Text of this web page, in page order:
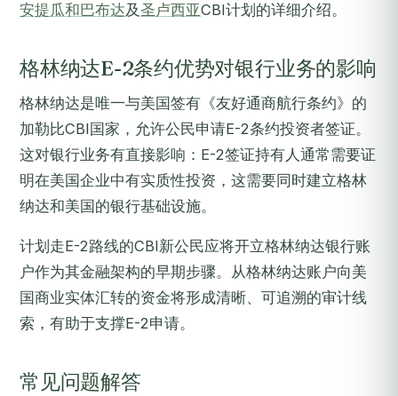
安提瓜和巴布达及圣卢西亚CBI计划的详细介绍。
格林纳达E-2条约优势对银行业务的影响
格林纳达是唯一与美国签有《友好通商航行条约》的
加勒比CBI国家，允许公民申请E-2条约投资者签证。
这对银行业务有直接影响：E-2签证持有人通常需要证
明在美国企业中有实质性投资，这需要同时建立格林
纳达和美国的银行基础设施。
计划走E-2路线的CBI新公民应将开立格林纳达银行账
户作为其金融架构的早期步骤。从格林纳达账户向美
国商业实体汇转的资金将形成清晰、可追溯的审计线
索，有助于支撑E-2申请。
常见问题解答